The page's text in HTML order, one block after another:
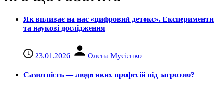
Як впливає на нас «цифровий детокс». Експерименти
та наукові дослідження
23.01.2026 Олена Мусієнко
Самотність — люди яких професій під загрозою?